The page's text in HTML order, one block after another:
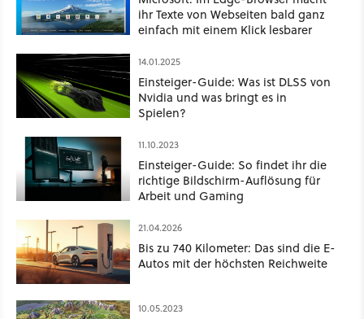
ihr Texte von Webseiten bald ganz
einfach mit einem Klick lesbarer
14.01.2025
Einsteiger-Guide: Was ist DLSS von
Nvidia und was bringt es in
Spielen?
11.10.2023
Einsteiger-Guide: So findet ihr die
richtige Bildschirm-Auflösung für
Arbeit und Gaming
21.04.2026
Bis zu 740 Kilometer: Das sind die E-
Autos mit der höchsten Reichweite
10.05.2023